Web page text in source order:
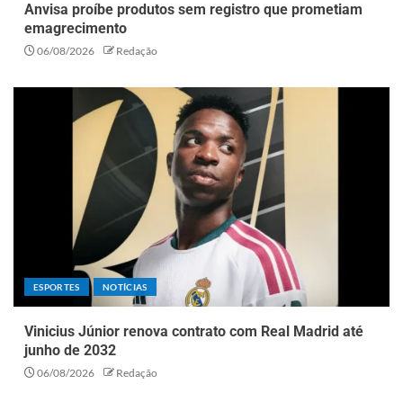
Anvisa proíbe produtos sem registro que prometiam
emagrecimento
06/08/2026 Redação
ESPORTES NOTÍCIAS
Vinicius Júnior renova contrato com Real Madrid até
junho de 2032
06/08/2026 Redação